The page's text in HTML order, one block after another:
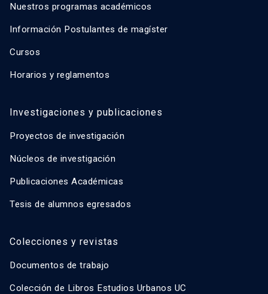
Nuestros programas académicos
Información Postulantes de magíster
Cursos
Horarios y reglamentos
Investigaciones y publicaciones
Proyectos de investigación
Núcleos de investigación
Publicaciones Académicas
Tesis de alumnos egresados
Colecciones y revistas
Documentos de trabajo
Colección de Libros Estudios Urbanos UC